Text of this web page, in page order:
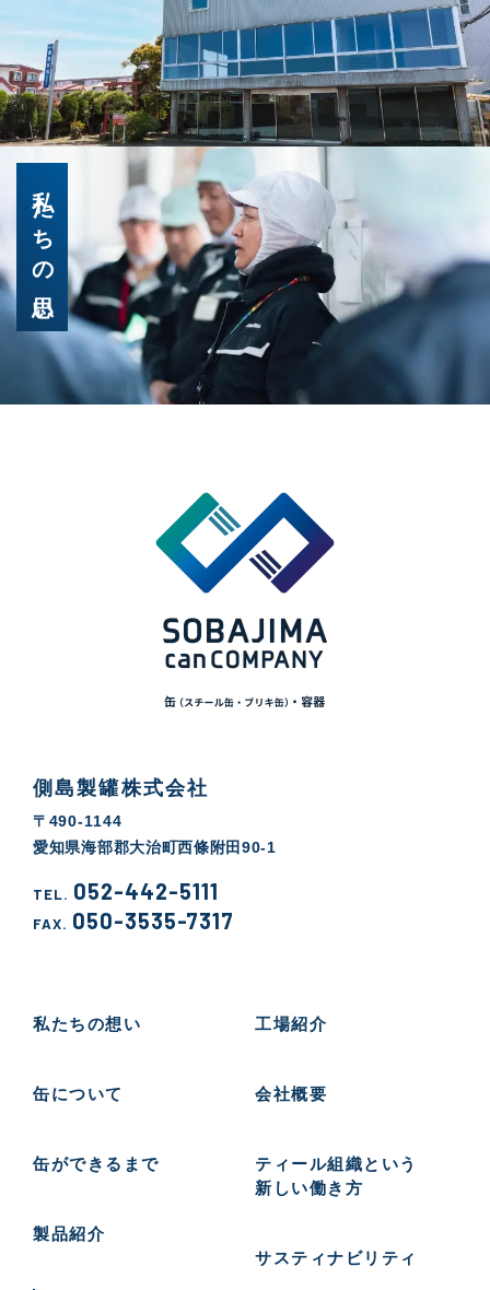
私たちの思い
側島製罐株式会社
〒490-1144
愛知県海部郡大治町西條附田90-1
TEL. 052-442-5111
FAX. 050-3535-7317
私たちの想い
缶について
缶ができるまで
製品紹介
工場紹介
会社概要
ティール組織という
新しい働き方
サスティナビリティ